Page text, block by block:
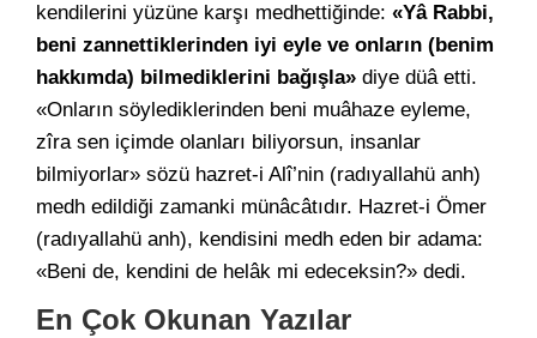
kendilerini yüzüne karşı medhettiğinde: «Yâ Rabbi,
beni zannettiklerinden iyi eyle ve onların (benim
hakkımda) bilmediklerini bağışla» diye düâ etti.
«Onların söylediklerinden beni muâhaze eyleme,
zîra sen içimde olanları biliyorsun, insanlar
bilmiyorlar» sözü hazret-i Alî’nin (radıyallahü anh)
medh edildiği zamanki münâcâtıdır. Hazret-i Ömer
(radıyallahü anh), kendisini medh eden bir adama:
«Beni de, kendini de helâk mi edeceksin?» dedi.
En Çok Okunan Yazılar